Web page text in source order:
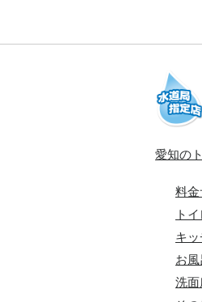
愛知の
料金
ト
キ
お
洗面